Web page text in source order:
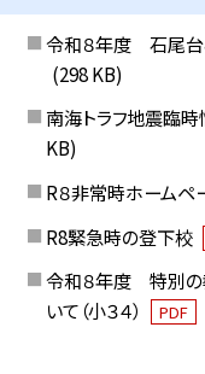
令和８年度 石尾
(298 KB)
南海トラフ地震臨
KB)
R８非常時ホームペ
R8緊急時の登下校
令和８年度 特別の
いて（小３４）
PDF